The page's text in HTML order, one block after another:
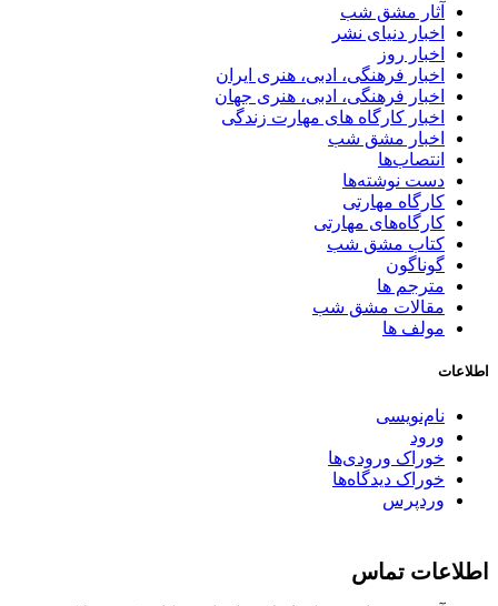
آثار مشق شب
اخبار دنیای نشر
اخبار روز
اخبار فرهنگی، ادبی، هنری ایران
اخبار فرهنگی، ادبی، هنری جهان
اخبار کارگاه های مهارت زندگی
اخبار مشق شب
انتصاب‌ها
دست نوشته‌ها
کارگاه مهارتی
کارگاه‌های مهارتی
کتاب مشق شب
گوناگون
مترجم ها
مقالات مشق شب
مولف ها
اطلاعات
نام‌نویسی
ورود
خوراک ورودی‌ها
خوراک دیدگاه‌ها
وردپرس
اطلاعات تماس